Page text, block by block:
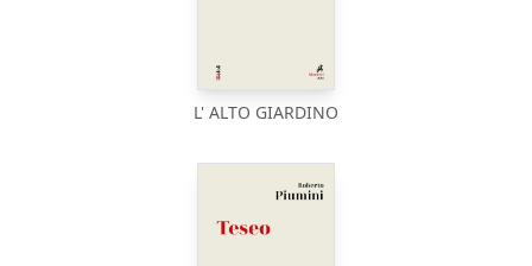
L' ALTO GIARDINO